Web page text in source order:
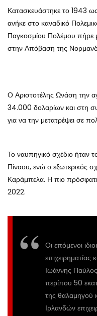
Κατασκευάστηκε το 1943
ανήκε στο καναδικό
Παγκοσμίου Πολέμου πήρε
στην Απόβαση της
Ο Αριστοτέλης Ωνάση την
34.000 δολαρίων και στη
για να την μετατρέψει σε
Το ναυπηγικό σχέδιο ήταν
Πίναου, ενώ ο εξωτερικός
Καράμπελα. Η πιο
2022.
Οι επόμενοι
επιχειρηματίας
Ιωάννης
περίπου 50
της θαλαμηγού
Ιρλανδών